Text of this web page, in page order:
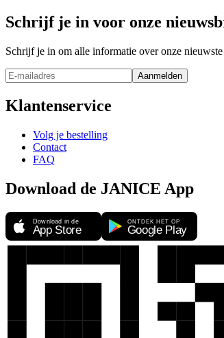
Schrijf je in voor onze
Schrijf je in om alle informatie over onze
Aanmelden
Klantenservice
Volg je bestelling
Contact
FAQ
Download de JANICE App